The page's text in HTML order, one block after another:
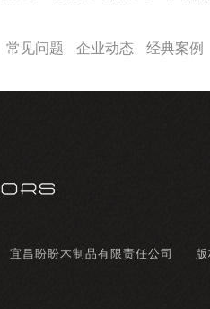
常见问题 企业动态 经典案例
宜昌盼盼木制品有限责任公司